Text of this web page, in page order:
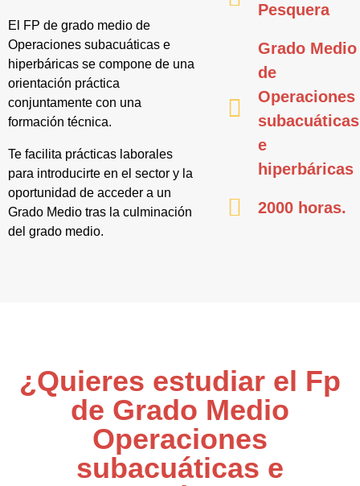
El FP de grado medio de
Operaciones subacuáticas e
hiperbáricas se compone de una
orientación práctica
conjuntamente con una
formación técnica.
Te facilita prácticas laborales
para introducirte en el sector y la
oportunidad de acceder a un
Grado Medio tras la culminación
del grado medio.
Pesquera
Grado Medio
de
Operaciones
subacuáticas
e
hiperbáricas
2000 horas.
¿Quieres estudiar el Fp
de Grado Medio
Operaciones
subacuáticas e